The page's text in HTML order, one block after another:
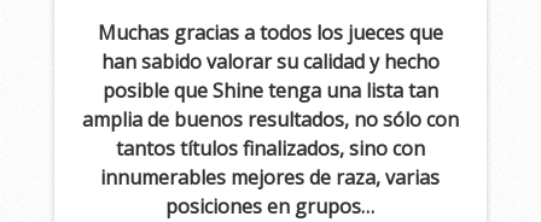
Muchas gracias a todos los jueces que
han sabido valorar su calidad y hecho
posible que Shine tenga una lista tan
amplia de buenos resultados, no sólo con
tantos títulos finalizados, sino con
innumerables mejores de raza, varias
posiciones en grupos…